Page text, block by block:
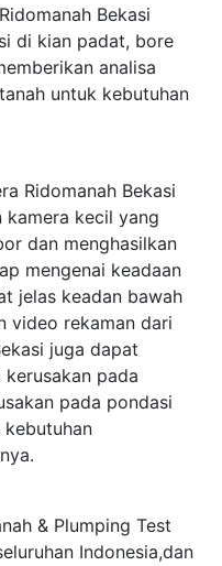
Bekasi
di kian padat, bore
analisa
untuk kebutuhan
Ridomanah Bekasi
kamera kecil yang
dan menghasilkan
mengenai keadaan
jelas keadan bawah
video rekaman dari
juga dapat
pada
pada pondasi
& Plumping Test
Indonesia,dan